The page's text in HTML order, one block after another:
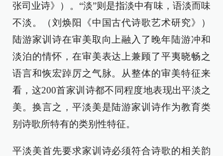
张司业诗》）。“淡”则是指淡中有味，语淡而味
不淡。（刘焕阳《中国古代诗歌艺术研究》）
陆游家训诗在审美取向上融入了晚年陆游冲和
淡泊的情怀，在审美表达上兼顾了平夷晓畅之
语言和恢宏踔厉之气脉。从整体的审美特征来
看，这200首家训诗都不同程度地表现出平淡之
美。换言之，平淡美是陆游家训诗作为教育类
别诗歌所特有的类别性特征。
平淡美首先要求家训诗必须符合诗歌的相关韵